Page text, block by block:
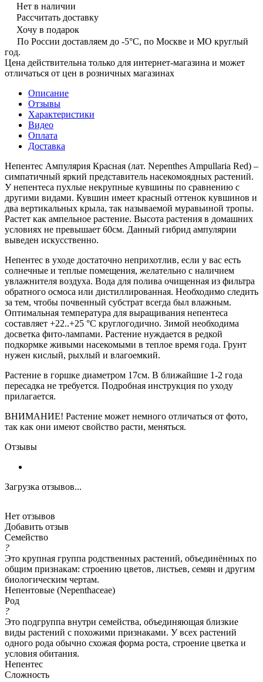
Нет в наличии
Рассчитать доставку
Хочу в подарок
По России доставляем до -5°C, по Москве и МО круглый
год.
Цена действительна только для интернет-магазина и может
отличаться от цен в розничных магазинах
Описание
Отзывы
Характеристики
Видео
Оплата
Доставка
Непентес Ампулярия Красная (лат. Nepenthes Ampullaria Red) –
симпатичный яркий представитель насекомоядных растений.
У непентеса пухлые некрупные кувшины по сравнению с
другими видами. Кувшин имеет красный оттенок кувшинов и
два вертикальных крыла, так называемой муравьиной тропы.
Растет как ампельное растение. Высота растения в домашних
условиях не превышает 60см. Данный гибрид ампулярии
выведен искусственно.
Непентес в уходе достаточно неприхотлив, если у вас есть
солнечные и теплые помещения, желательно с наличием
увлажнителя воздуха. Вода для полива очищенная из фильтра
обратного осмоса или дистиллированная. Необходимо следить
за тем, чтобы почвенный субстрат всегда был влажным.
Оптимальная температура для выращивания непентеса
составляет +22..+25 °С круглогодично. Зимой необходима
досветка фито-лампами. Растение нуждается в редкой
подкормке живыми насекомыми в теплое время года. Грунт
нужен кислый, рыхлый и влагоемкий.
Растение в горшке диаметром 17см. В ближайшие 1-2 года
пересадка не требуется. Подробная инструкция по уходу
прилагается.
ВНИМАНИЕ! Растение может немного отличаться от фото,
так как они имеют свойство расти, меняться.
Отзывы
Загрузка отзывов...
Нет отзывов
Добавить отзыв
Семейство
?
Это крупная группа родственных растений, объединённых по
общим признакам: строению цветов, листьев, семян и другим
биологическим чертам.
Непентовые (Nepenthaceae)
Род
?
Это подгруппа внутри семейства, объединяющая близкие
виды растений с похожими признаками. У всех растений
одного рода обычно схожая форма роста, строение цветка и
условия обитания.
Непентес
Сложность